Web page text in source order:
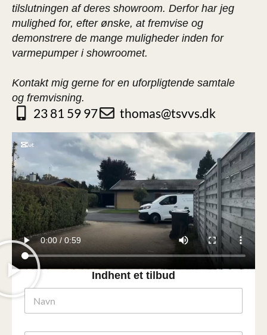
tilslutningen af deres showroom. Derfor har jeg
mulighed for, efter ønske, at fremvise og
demonstrere de mange muligheder inden for
varmepumper i showroomet.
Kontakt mig gerne for en uforpligtende samtale
og fremvisning.
23 81 59 97 thomas@tsvvs.dk
Indhent et tilbud
v